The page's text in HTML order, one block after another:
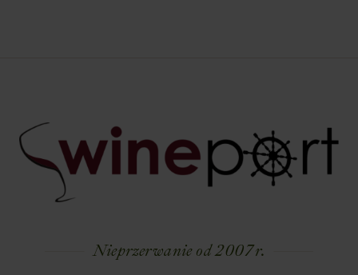
Nieprzerwanie od 2007 r.